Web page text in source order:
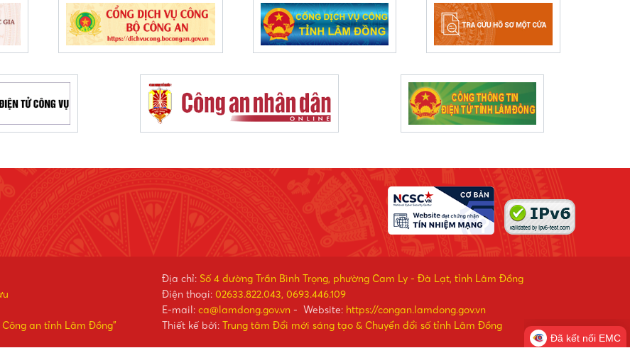
Công an tỉnh Lâm Đồng"
Địa chỉ: Số 4 đường Trần Bình Trọng, phường Cam Ly - Đà Lạt, tỉnh Lâm Đồng
Điện thoại: 02633.822.043, 0693.446.109
E-mail: ca@lamdong.gov.vn- Website: https://congan.lamdong.gov.vn
Thiết kế bởi: Trung tâm Đổi mới sáng tạo & Chuyển đổi số tỉnh Lâm Đồng
Đã kết nối EMC